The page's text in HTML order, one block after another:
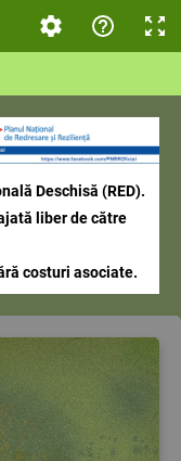
Deschisă (RED).
liber de către
costuri asociate.